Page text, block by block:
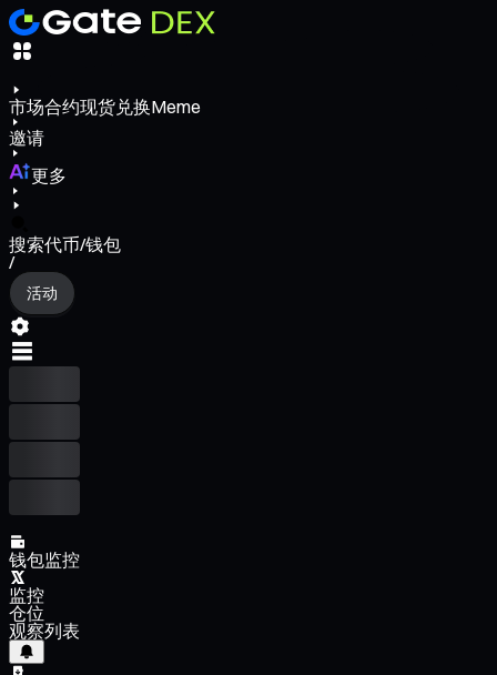
市场合约现货兑换Meme
邀请
更多
搜索代币/钱包
/
活动
钱包监控
监控
仓位
观察列表